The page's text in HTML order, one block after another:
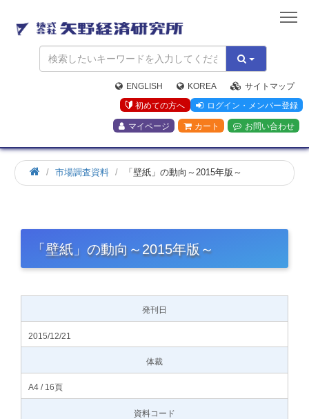
矢
野
経
済
研
究
所
ENGLISH KOREA
サイトマップ
初めての方へ
ログイン・メンバー登録
マイページ カート お問い合わせ
市場調査資料 「壁紙」の動向～2015年版～
「壁紙」の動向～2015年版～
発刊日
2015/12/21
体裁
A4 / 16頁
資料コード